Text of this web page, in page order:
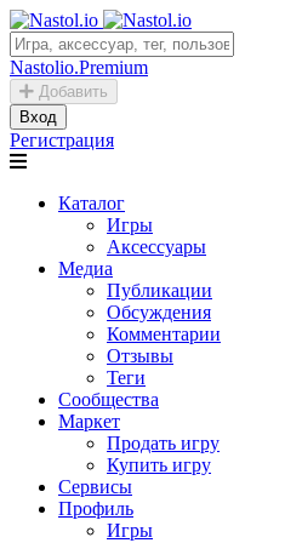
Nastolio.Premium
Добавить
Вход
Регистрация
Каталог
Игры
Аксессуары
Медиа
Публикации
Обсуждения
Комментарии
Отзывы
Теги
Сообщества
Маркет
Продать игру
Купить игру
Сервисы
Профиль
Игры